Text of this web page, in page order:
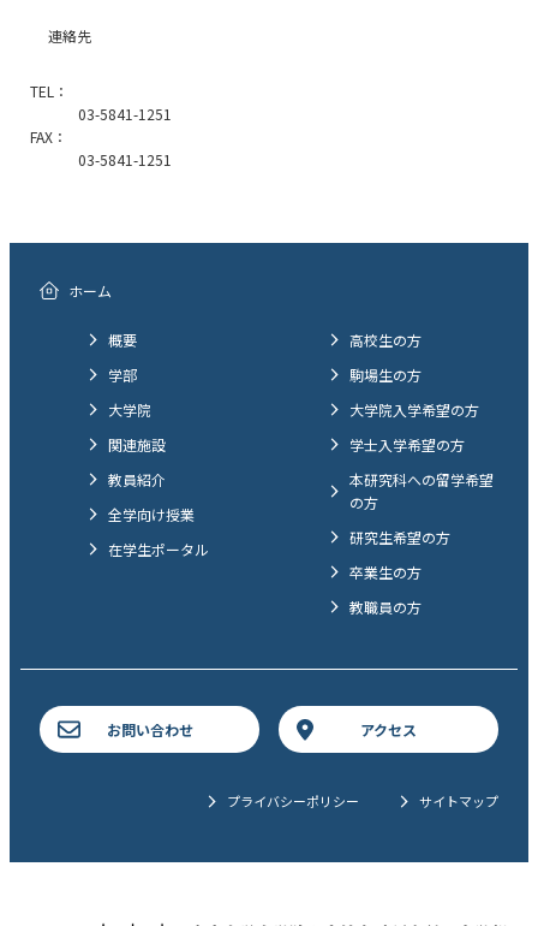
連絡先
TEL：
03-5841-1251
FAX：
03-5841-1251
ホーム
概要
学部
大学院
関連施設
教員紹介
全学向け授業
在学生ポータル
高校生の方
駒場生の方
大学院入学希望の方
学士入学希望の方
本研究科への留学希望
の方
研究生希望の方
卒業生の方
教職員の方
お問い合わせ アクセス
プライバシーポリシー サイトマップ